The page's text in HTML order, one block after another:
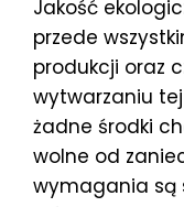
Jakość
przede
produkcji oraz
wytwarzaniu
żadne środki
wolne od
wymagania są